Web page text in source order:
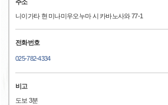
주소
니이가타 현 미나미우오누마 시 카바노사와 77-1
전화번호
025-782-4334
비고
도보 3분